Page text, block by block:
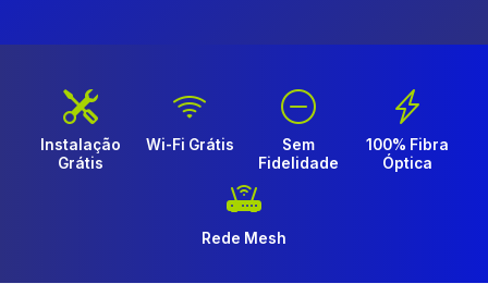
Instalação
Grátis
Wi-Fi Grátis
Sem
Fidelidade
100% Fibra
Óptica
Rede Mesh